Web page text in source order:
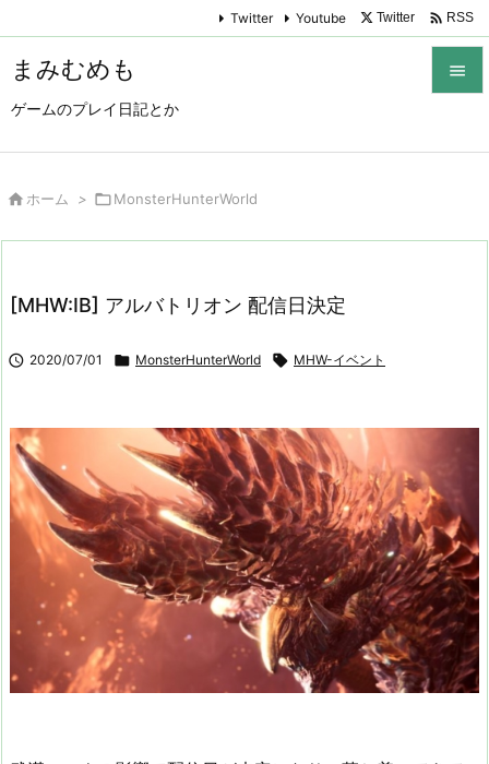
まみむめも
ゲームのプレイ日記とか

Twitter Youtube Twitter  RSS
 ホーム > MonsterHunterWorld
[MHW:IB] アルバトリオン 配信日決定
 2020/07/01  MonsterHunterWorld  MHW-イベント